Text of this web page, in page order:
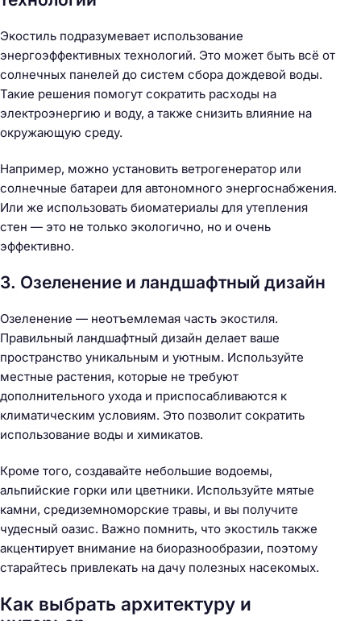
Экостиль подразумевает использование
энергоэффективных технологий. Это может быть всё от
солнечных панелей до систем сбора дождевой воды.
Такие решения помогут сократить расходы на
электроэнергию и воду, а также снизить влияние на
окружающую среду.
Например, можно установить ветрогенератор или
солнечные батареи для автономного энергоснабжения.
Или же использовать биоматериалы для утепления
стен — это не только экологично, но и очень
эффективно.
3. Озеленение и ландшафтный дизайн
Озеленение — неотъемлемая часть экостиля.
Правильный ландшафтный дизайн делает ваше
пространство уникальным и уютным. Используйте
местные растения, которые не требуют
дополнительного ухода и приспосабливаются к
климатическим условиям. Это позволит сократить
использование воды и химикатов.
Кроме того, создавайте небольшие водоемы,
альпийские горки или цветники. Используйте мятые
камни, средиземноморские травы, и вы получите
чудесный оазис. Важно помнить, что экостиль также
акцентирует внимание на биоразнообразии, поэтому
старайтесь привлекать на дачу полезных насекомых.
Как выбрать архитектуру и